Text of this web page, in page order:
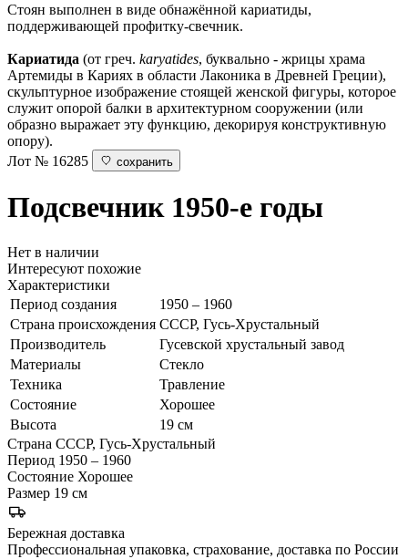
Стоян выполнен в виде обнажённой кариатиды,
поддерживающей профитку-свечник.
Кариатида (от греч. karyаtides, буквально - жрицы храма
Артемиды в Кариях в области Лаконика в Древней Греции),
скульптурное изображение стоящей женской фигуры, которое
служит опорой балки в архитектурном сооружении (или
образно выражает эту функцию, декорируя конструктивную
опору).
Лот № 16285
сохранить
Подсвечник 1950-е годы
Нет в наличии
Интересуют похожие
Характеристики
Период создания
1950 – 1960
Страна происхождения СССР, Гусь-Хрустальный
Производитель
Гусевской хрустальный завод
Материалы
Стекло
Техника
Травление
Состояние
Хорошее
Высота
19 см
Страна СССР, Гусь-Хрустальный
Период 1950 – 1960
Состояние Хорошее
Размер 19 см
Бережная доставка
Профессиональная упаковка, страхование, доставка по России